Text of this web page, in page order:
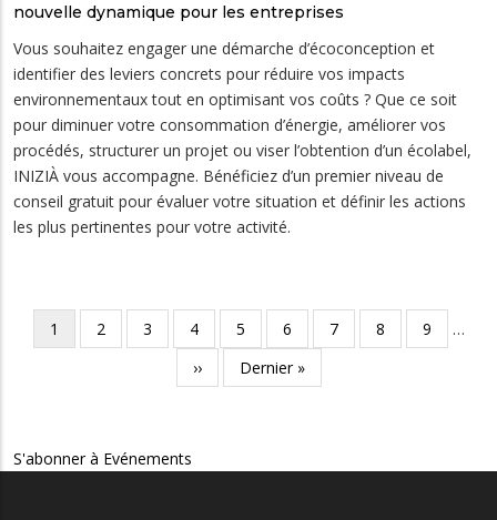
nouvelle dynamique pour les entreprises
Vous souhaitez engager une démarche d’écoconception et
identifier des leviers concrets pour réduire vos impacts
environnementaux tout en optimisant vos coûts ? Que ce soit
pour diminuer votre consommation d’énergie, améliorer vos
procédés, structurer un projet ou viser l’obtention d’un écolabel,
INIZIÀ vous accompagne. Bénéficiez d’un premier niveau de
conseil gratuit pour évaluer votre situation et définir les actions
les plus pertinentes pour votre activité.
Pagination
Page
courante
1 Page
2 Page
3 Page
4 Page
5 Page
6 Page
7 Page
8 Page
9
…
Page
suivante
››
Dernière
page
Dernier »
S'abonner à Evénements